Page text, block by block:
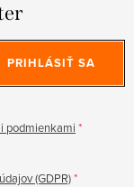
podmienkami
(GDPR)
PRIHLÁSIŤ SA